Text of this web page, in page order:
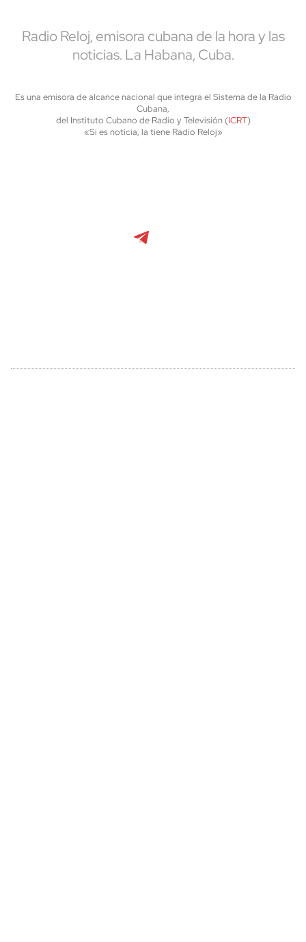
Radio Reloj, emisora cubana de la hora y las
noticias. La Habana, Cuba.
Es una emisora de alcance nacional que integra el Sistema de la Radio
Cubana,
del Instituto Cubano de Radio y Televisión (ICRT)
«Si es noticia, la tiene Radio Reloj»